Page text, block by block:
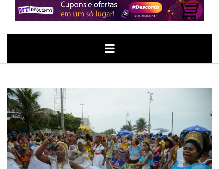
GERAL POLITICA ECONOMIA JUSTIÇA